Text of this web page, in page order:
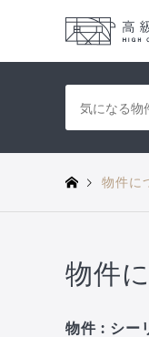
物件に
物件
物件 : シー